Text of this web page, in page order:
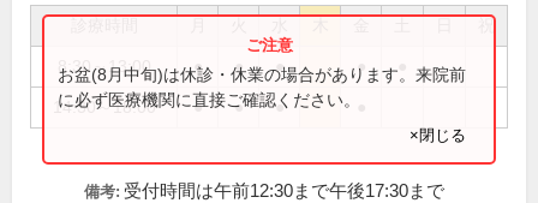
祝
8:30～13:00 ● ● ● ●
14:30～18:00 ● ● ●
お盆(8月中旬)は休診・休業の場合があります。来院前
に必ず医療機関に直接ご確認ください。
×閉じる
備考: 受付時間は午前12:30まで午後17:30まで